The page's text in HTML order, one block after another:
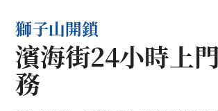
獅子山開鎖
濱海街24小時上
務